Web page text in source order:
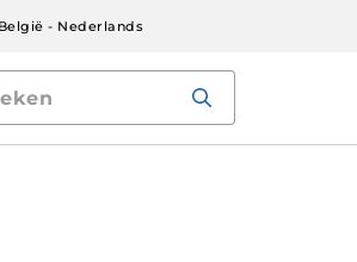
België - Nederlands